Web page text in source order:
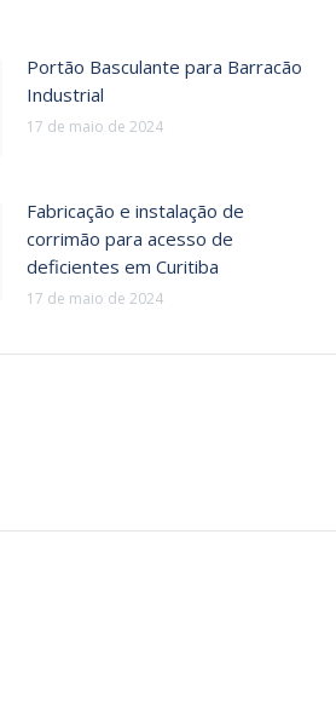
Portão Basculante para Barracão
Industrial
17 de maio de 2024
Fabricação e instalação de
corrimão para acesso de
deficientes em Curitiba
17 de maio de 2024